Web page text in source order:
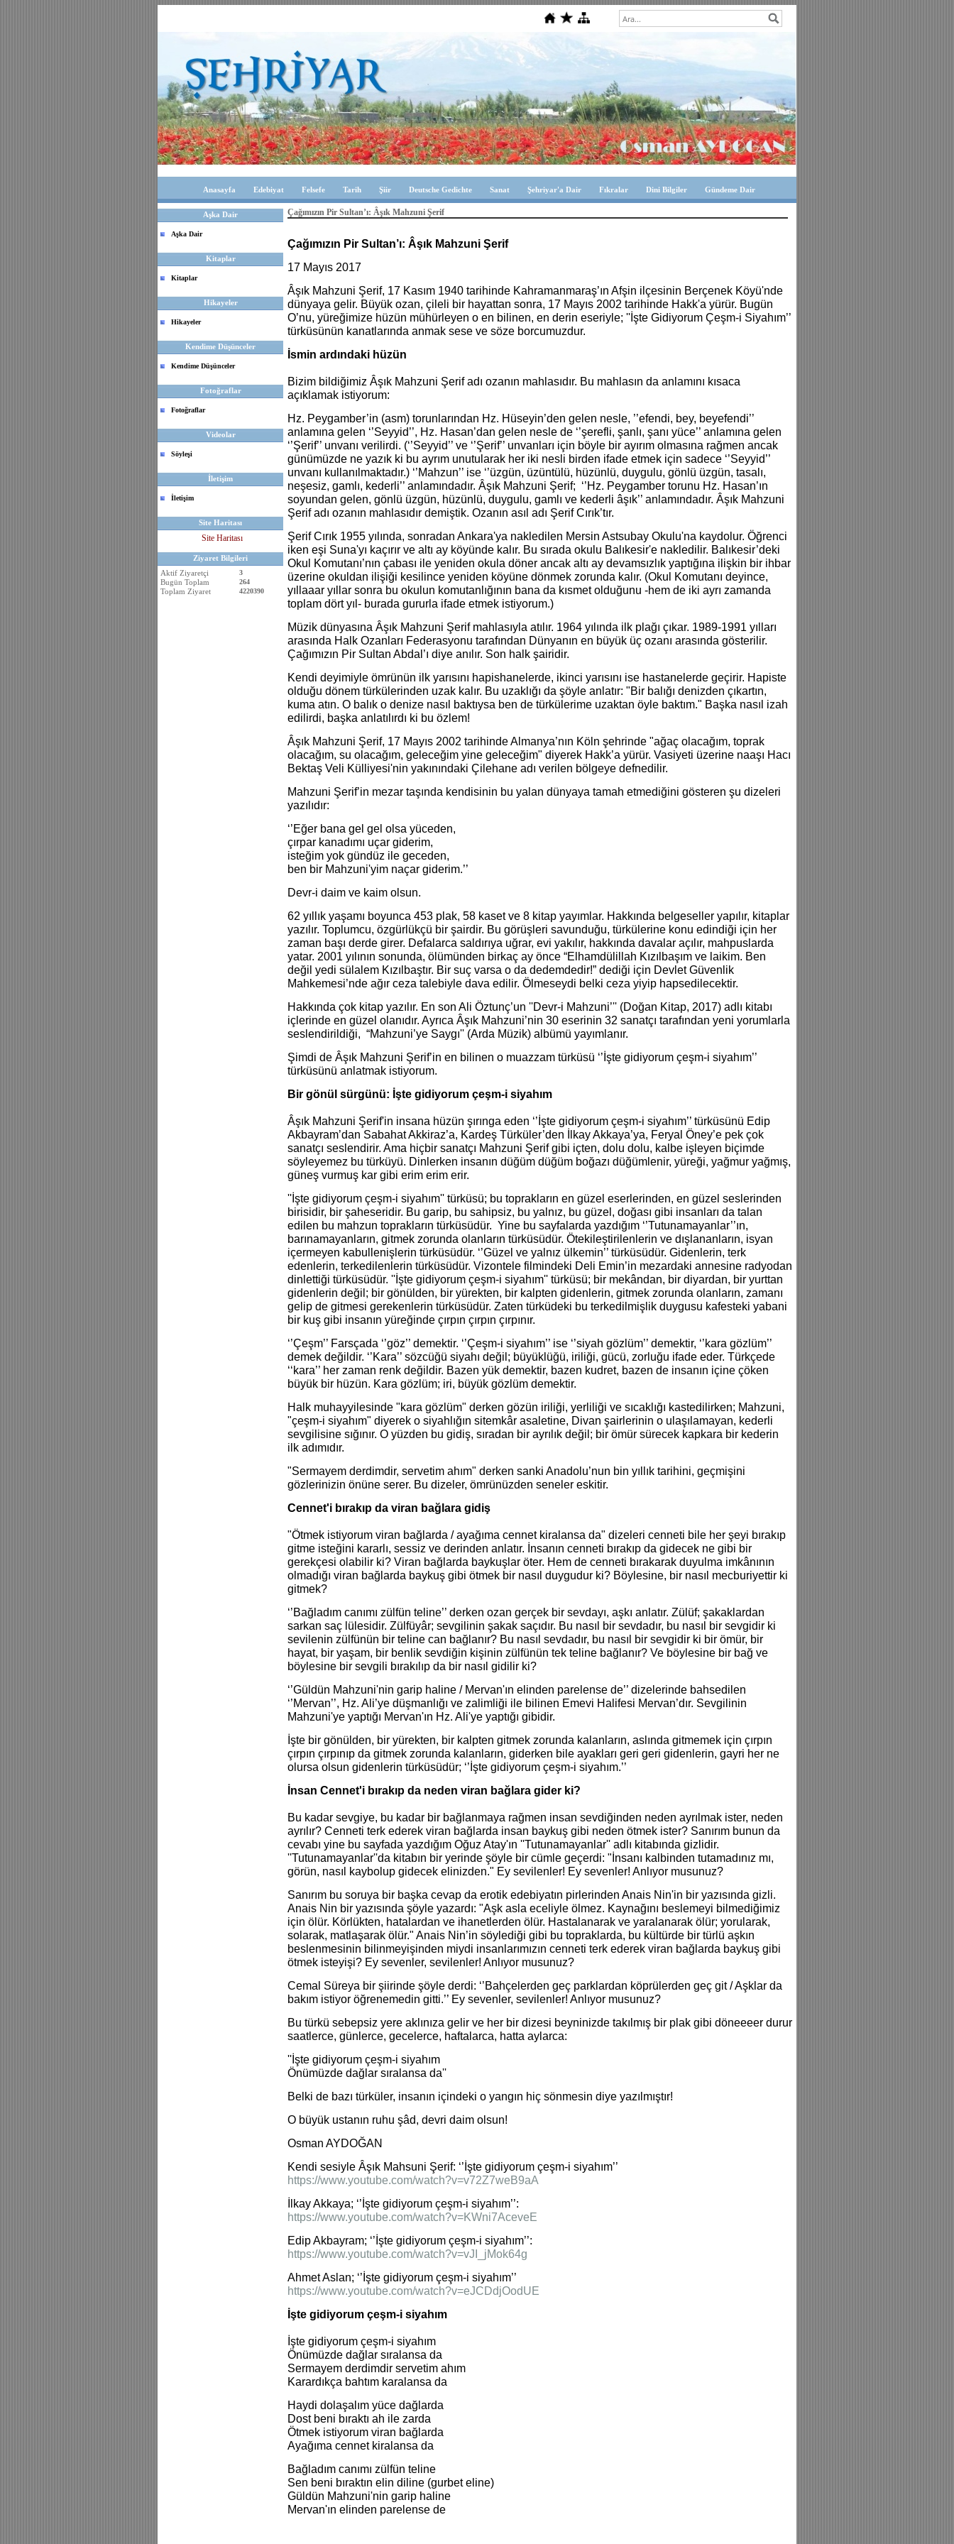
Anasayfa Edebiyat Felsefe Tarih Şiir Deutsche Gedichte Sanat Şehriyar'a Dair Fıkralar Dini Bilgiler Gündeme Dair
Aşka Dair
Aşka Dair
Kitaplar
Kitaplar
Hikayeler
Hikayeler
Kendime Düşünceler
Kendime Düşünceler
Fotoğraflar
Fotoğraflar
Videolar
Söyleşi
İletişim
İletişim
Site Haritası
Site Haritası
Ziyaret Bilgileri
Aktif Ziyaretçi
3
Bugün Toplam 264
Toplam Ziyaret 4220390
Çağımızın Pir Sultan’ı: Âşık Mahzuni Şerif
Çağımızın Pir Sultan’ı: Âşık Mahzuni Şerif
17 Mayıs 2017
Âşık Mahzuni Şerif, 17 Kasım 1940 tarihinde Kahramanmaraş’ın Afşin ilçesinin Berçenek Köyü'nde
dünyaya gelir. Büyük ozan, çileli bir hayattan sonra, 17 Mayıs 2002 tarihinde Hakk'a yürür. Bugün
O’nu, yüreğimize hüzün mühürleyen o en bilinen, en derin eseriyle; ''İşte Gidiyorum Çeşm-i Siyahım’’
türküsünün kanatlarında anmak sese ve söze borcumuzdur.
İsmin ardındaki hüzün
Bizim bildiğimiz Âşık Mahzuni Şerif adı ozanın mahlasıdır. Bu mahlasın da anlamını kısaca
açıklamak istiyorum:
Hz. Peygamber’in (asm) torunlarından Hz. Hüseyin’den gelen nesle, ’’efendi, bey, beyefendi’’
anlamına gelen ‘’Seyyid’’, Hz. Hasan’dan gelen nesle de ‘’şerefli, şanlı, şanı yüce’’ anlamına gelen
‘’Şerif’’ unvanı verilirdi. (‘’Seyyid’’ ve ‘’Şerif’’ unvanları için böyle bir ayırım olmasına rağmen ancak
günümüzde ne yazık ki bu ayrım unutularak her iki nesli birden ifade etmek için sadece ‘’Seyyid’’
unvanı kullanılmaktadır.) ‘’Mahzun’’ ise ‘’üzgün, üzüntülü, hüzünlü, duygulu, gönlü üzgün, tasalı,
neşesiz, gamlı, kederli’’ anlamındadır. Âşık Mahzuni Şerif; ‘’Hz. Peygamber torunu Hz. Hasan’ın
soyundan gelen, gönlü üzgün, hüzünlü, duygulu, gamlı ve kederli âşık’’ anlamındadır. Âşık Mahzuni
Şerif adı ozanın mahlasıdır demiştik. Ozanın asıl adı Şerif Cırık’tır.
Şerif Cırık 1955 yılında, sonradan Ankara'ya nakledilen Mersin Astsubay Okulu'na kaydolur. Öğrenci
iken eşi Suna'yı kaçırır ve altı ay köyünde kalır. Bu sırada okulu Balıkesir'e nakledilir. Balıkesir’deki
Okul Komutanı’nın çabası ile yeniden okula döner ancak altı ay devamsızlık yaptığına ilişkin bir ihbar
üzerine okuldan ilişiği kesilince yeniden köyüne dönmek zorunda kalır. (Okul Komutanı deyince,
yıllaaar yıllar sonra bu okulun komutanlığının bana da kısmet olduğunu -hem de iki ayrı zamanda
toplam dört yıl- burada gururla ifade etmek istiyorum.)
Müzik dünyasına Âşık Mahzuni Şerif mahlasıyla atılır. 1964 yılında ilk plağı çıkar. 1989-1991 yılları
arasında Halk Ozanları Federasyonu tarafından Dünyanın en büyük üç ozanı arasında gösterilir.
Çağımızın Pir Sultan Abdal’ı diye anılır. Son halk şairidir.
Kendi deyimiyle ömrünün ilk yarısını hapishanelerde, ikinci yarısını ise hastanelerde geçirir. Hapiste
olduğu dönem türkülerinden uzak kalır. Bu uzaklığı da şöyle anlatır: "Bir balığı denizden çıkartın,
kuma atın. O balık o denize nasıl baktıysa ben de türkülerime uzaktan öyle baktım." Başka nasıl izah
edilirdi, başka anlatılırdı ki bu özlem!
Âşık Mahzuni Şerif, 17 Mayıs 2002 tarihinde Almanya’nın Köln şehrinde "ağaç olacağım, toprak
olacağım, su olacağım, geleceğim yine geleceğim" diyerek Hakk’a yürür. Vasiyeti üzerine naaşı Hacı
Bektaş Veli Külliyesi'nin yakınındaki Çilehane adı verilen bölgeye defnedilir.
Mahzuni Şerif’in mezar taşında kendisinin bu yalan dünyaya tamah etmediğini gösteren şu dizeleri
yazılıdır:
‘’Eğer bana gel gel olsa yüceden,
çırpar kanadımı uçar giderim,
isteğim yok gündüz ile geceden,
ben bir Mahzuni'yim naçar giderim.’’
Devr-i daim ve kaim olsun.
62 yıllık yaşamı boyunca 453 plak, 58 kaset ve 8 kitap yayımlar. Hakkında belgeseller yapılır, kitaplar
yazılır. Toplumcu, özgürlükçü bir şairdir. Bu görüşleri savunduğu, türkülerine konu edindiği için her
zaman başı derde girer. Defalarca saldırıya uğrar, evi yakılır, hakkında davalar açılır, mahpuslarda
yatar. 2001 yılının sonunda, ölümünden birkaç ay önce “Elhamdülillah Kızılbaşım ve laikim. Ben
değil yedi sülalem Kızılbaştır. Bir suç varsa o da dedemdedir!” dediği için Devlet Güvenlik
Mahkemesi’nde ağır ceza talebiyle dava edilir. Ölmeseydi belki ceza yiyip hapsedilecektir.
Hakkında çok kitap yazılır. En son Ali Öztunç’un ''Devr-i Mahzuni’'' (Doğan Kitap, 2017) adlı kitabı
içlerinde en güzel olanıdır. Ayrıca Âşık Mahzuni’nin 30 eserinin 32 sanatçı tarafından yeni yorumlarla
seslendirildiği, “Mahzuni’ye Saygı'' (Arda Müzik) albümü yayımlanır.
Şimdi de Âşık Mahzuni Şerif’in en bilinen o muazzam türküsü ‘’İşte gidiyorum çeşm-i siyahım’’
türküsünü anlatmak istiyorum.
Bir gönül sürgünü: İşte gidiyorum çeşm-i siyahım
Âşık Mahzuni Şerif'in insana hüzün şırınga eden ‘’İşte gidiyorum çeşm-i siyahım’’ türküsünü Edip
Akbayram’dan Sabahat Akkiraz’a, Kardeş Türküler’den İlkay Akkaya’ya, Feryal Öney’e pek çok
sanatçı seslendirir. Ama hiçbir sanatçı Mahzuni Şerif gibi içten, dolu dolu, kalbe işleyen biçimde
söyleyemez bu türküyü. Dinlerken insanın düğüm düğüm boğazı düğümlenir, yüreği, yağmur yağmış,
güneş vurmuş kar gibi erim erim erir.
''İşte gidiyorum çeşm-i siyahım'' türküsü; bu toprakların en güzel eserlerinden, en güzel seslerinden
birisidir, bir şaheseridir. Bu garip, bu sahipsiz, bu yalnız, bu güzel, doğası gibi insanları da talan
edilen bu mahzun toprakların türküsüdür. Yine bu sayfalarda yazdığım ‘’Tutunamayanlar’’ın,
barınamayanların, gitmek zorunda olanların türküsüdür. Ötekileştirilenlerin ve dışlananların, isyan
içermeyen kabullenişlerin türküsüdür. ‘’Güzel ve yalnız ülkemin’’ türküsüdür. Gidenlerin, terk
edenlerin, terkedilenlerin türküsüdür. Vizontele filmindeki Deli Emin’in mezardaki annesine radyodan
dinlettiği türküsüdür. ''İşte gidiyorum çeşm-i siyahım'' türküsü; bir mekândan, bir diyardan, bir yurttan
gidenlerin değil; bir gönülden, bir yürekten, bir kalpten gidenlerin, gitmek zorunda olanların, zamanı
gelip de gitmesi gerekenlerin türküsüdür. Zaten türküdeki bu terkedilmişlik duygusu kafesteki yabani
bir kuş gibi insanın yüreğinde çırpın çırpın çırpınır.
‘’Çeşm’’ Farsçada ‘’göz’’ demektir. ‘’Çeşm-i siyahım’’ ise ‘’siyah gözlüm’’ demektir, ‘’kara gözlüm’’
demek değildir. ‘’Kara’’ sözcüğü siyahı değil; büyüklüğü, iriliği, gücü, zorluğu ifade eder. Türkçede
‘‘kara’’ her zaman renk değildir. Bazen yük demektir, bazen kudret, bazen de insanın içine çöken
büyük bir hüzün. Kara gözlüm; iri, büyük gözlüm demektir.
Halk muhayyilesinde "kara gözlüm" derken gözün iriliği, yerliliği ve sıcaklığı kastedilirken; Mahzuni,
"çeşm-i siyahım" diyerek o siyahlığın sitemkâr asaletine, Divan şairlerinin o ulaşılamayan, kederli
sevgilisine sığınır. O yüzden bu gidiş, sıradan bir ayrılık değil; bir ömür sürecek kapkara bir kederin
ilk adımıdır.
"Sermayem derdimdir, servetim ahım" derken sanki Anadolu’nun bin yıllık tarihini, geçmişini
gözlerinizin önüne serer. Bu dizeler, ömrünüzden seneler eskitir.
Cennet'i bırakıp da viran bağlara gidiş
"Ötmek istiyorum viran bağlarda / ayağıma cennet kiralansa da" dizeleri cenneti bile her şeyi bırakıp
gitme isteğini kararlı, sessiz ve derinden anlatır. İnsanın cenneti bırakıp da gidecek ne gibi bir
gerekçesi olabilir ki? Viran bağlarda baykuşlar öter. Hem de cenneti bırakarak duyulma imkânının
olmadığı viran bağlarda baykuş gibi ötmek bir nasıl duygudur ki? Böylesine, bir nasıl mecburiyettir ki
gitmek?
‘’Bağladım canımı zülfün teline’’ derken ozan gerçek bir sevdayı, aşkı anlatır. Zülüf; şakaklardan
sarkan saç lülesidir. Zülfüyâr; sevgilinin şakak saçıdır. Bu nasıl bir sevdadır, bu nasıl bir sevgidir ki
sevilenin zülfünün bir teline can bağlanır? Bu nasıl sevdadır, bu nasıl bir sevgidir ki bir ömür, bir
hayat, bir yaşam, bir benlik sevdiğin kişinin zülfünün tek teline bağlanır? Ve böylesine bir bağ ve
böylesine bir sevgili bırakılıp da bir nasıl gidilir ki?
‘’Güldün Mahzuni'nin garip haline / Mervan'ın elinden parelense de’’ dizelerinde bahsedilen
‘’Mervan’’, Hz. Ali’ye düşmanlığı ve zalimliği ile bilinen Emevi Halifesi Mervan’dır. Sevgilinin
Mahzuni'ye yaptığı Mervan'ın Hz. Ali'ye yaptığı gibidir.
İşte bir gönülden, bir yürekten, bir kalpten gitmek zorunda kalanların, aslında gitmemek için çırpın
çırpın çırpınıp da gitmek zorunda kalanların, giderken bile ayakları geri geri gidenlerin, gayri her ne
olursa olsun gidenlerin türküsüdür; ‘’İşte gidiyorum çeşm-i siyahım.’’
İnsan Cennet'i bırakıp da neden viran bağlara gider ki?
Bu kadar sevgiye, bu kadar bir bağlanmaya rağmen insan sevdiğinden neden ayrılmak ister, neden
ayrılır? Cenneti terk ederek viran bağlarda insan baykuş gibi neden ötmek ister? Sanırım bunun da
cevabı yine bu sayfada yazdığım Oğuz Atay'ın ''Tutunamayanlar'' adlı kitabında gizlidir.
''Tutunamayanlar''da kitabın bir yerinde şöyle bir cümle geçerdi: "İnsanı kalbinden tutamadınız mı,
görün, nasıl kaybolup gidecek elinizden." Ey sevilenler! Ey sevenler! Anlıyor musunuz?
Sanırım bu soruya bir başka cevap da erotik edebiyatın pirlerinden Anais Nin'in bir yazısında gizli.
Anais Nin bir yazısında şöyle yazardı: "Aşk asla eceliyle ölmez. Kaynağını beslemeyi bilmediğimiz
için ölür. Körlükten, hatalardan ve ihanetlerden ölür. Hastalanarak ve yaralanarak ölür; yorularak,
solarak, matlaşarak ölür." Anais Nin’in söylediği gibi bu topraklarda, bu kültürde bir türlü aşkın
beslenmesinin bilinmeyişinden miydi insanlarımızın cenneti terk ederek viran bağlarda baykuş gibi
ötmek isteyişi? Ey sevenler, sevilenler! Anlıyor musunuz?
Cemal Süreya bir şiirinde şöyle derdi: ‘’Bahçelerden geç parklardan köprülerden geç git / Aşklar da
bakım istiyor öğrenemedin gitti.’’ Ey sevenler, sevilenler! Anlıyor musunuz?
Bu türkü sebepsiz yere aklınıza gelir ve her bir dizesi beyninizde takılmış bir plak gibi döneeeer durur
saatlerce, günlerce, gecelerce, haftalarca, hatta aylarca:
''İşte gidiyorum çeşm-i siyahım
Önümüzde dağlar sıralansa da''
Belki de bazı türküler, insanın içindeki o yangın hiç sönmesin diye yazılmıştır!
O büyük ustanın ruhu şâd, devri daim olsun!
Osman AYDOĞAN
Kendi sesiyle Âşık Mahsuni Şerif: ‘’İşte gidiyorum çeşm-i siyahım’’
https://www.youtube.com/watch?v=v72Z7weB9aA
İlkay Akkaya; ‘’İşte gidiyorum çeşm-i siyahım’’:
https://www.youtube.com/watch?v=KWni7AceveE
Edip Akbayram; ‘’İşte gidiyorum çeşm-i siyahım’’:
https://www.youtube.com/watch?v=vJI_jMok64g
Ahmet Aslan; ‘’İşte gidiyorum çeşm-i siyahım’’
https://www.youtube.com/watch?v=eJCDdjOodUE
İşte gidiyorum çeşm-i siyahım
İşte gidiyorum çeşm-i siyahım
Önümüzde dağlar sıralansa da
Sermayem derdimdir servetim ahım
Karardıkça bahtım karalansa da
Haydi dolaşalım yüce dağlarda
Dost beni bıraktı ah ile zarda
Ötmek istiyorum viran bağlarda
Ayağıma cennet kiralansa da
Bağladım canımı zülfün teline
Sen beni bıraktın elin diline (gurbet eline)
Güldün Mahzuni'nin garip haline
Mervan'ın elinden parelense de